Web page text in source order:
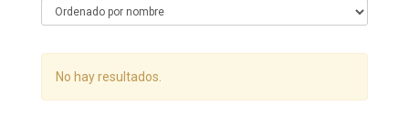
No hay resultados.